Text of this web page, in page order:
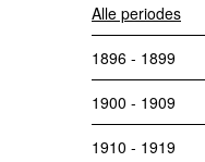
Alle periodes
1896 - 1899
1900 - 1909
1910 - 1919